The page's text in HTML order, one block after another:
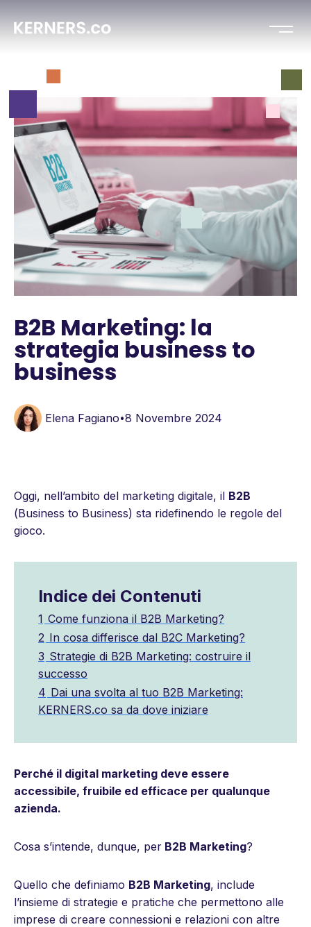
B2B Marketing: la
strategia business to
business
Elena Fagiano•8 Novembre 2024
Oggi, nell’ambito del marketing digitale, il B2B
(Business to Business) sta ridefinendo le regole del
gioco.
Indice dei Contenuti
1 Come funziona il B2B Marketing?
2 In cosa differisce dal B2C Marketing?
3 Strategie di B2B Marketing: costruire il
successo
4 Dai una svolta al tuo B2B Marketing:
KERNERS.co sa da dove iniziare
Perché il digital marketing deve essere
accessibile, fruibile ed efficace per qualunque
azienda.
Cosa s’intende, dunque, per B2B Marketing?
Quello che definiamo B2B Marketing, include
l’insieme di strategie e pratiche che permettono alle
imprese di creare connessioni e relazioni con altre